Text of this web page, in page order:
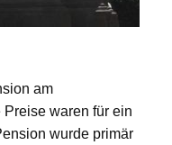
am
Preise waren für ein
wurde primär